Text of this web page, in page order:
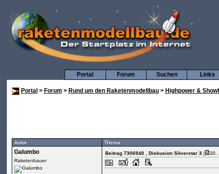
Links
Suchen
Forum
Portal
Portal > Forum > Rund um den Raketenmodellbau> Highpower &
Autor Thema
Galumbo
Raketenbauer
Beitrag 7306940 , Diskusion Silverstar 3[ 30.